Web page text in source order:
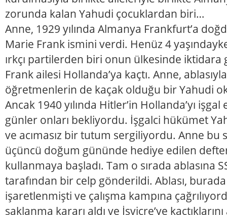
zorunda kalan Yahudi çocuklardan biri…
Anne, 1929 yılında Almanya Frankfurt’a
Marie Frank ismini verdi. Henüz 4
ırkçı partilerden biri onun ülkesinde iktidara
Frank ailesi Hollanda’ya kaçtı. Anne,
öğretmenlerin de kaçak olduğu bir Yahudi
Ancak 1940 yılında Hitler’in Hollanda’yı
günler onları bekliyordu. İşgalci hükümet
ve acımasız bir tutum sergiliyordu. Anne bu
üçüncü doğum gününde hediye edilen
kullanmaya başladı. Tam o sırada ablasına
tarafından bir celp gönderildi. Ablası,
işaretlenmişti ve çalışma kampına
saklanma kararı aldı ve İsviçre’ye